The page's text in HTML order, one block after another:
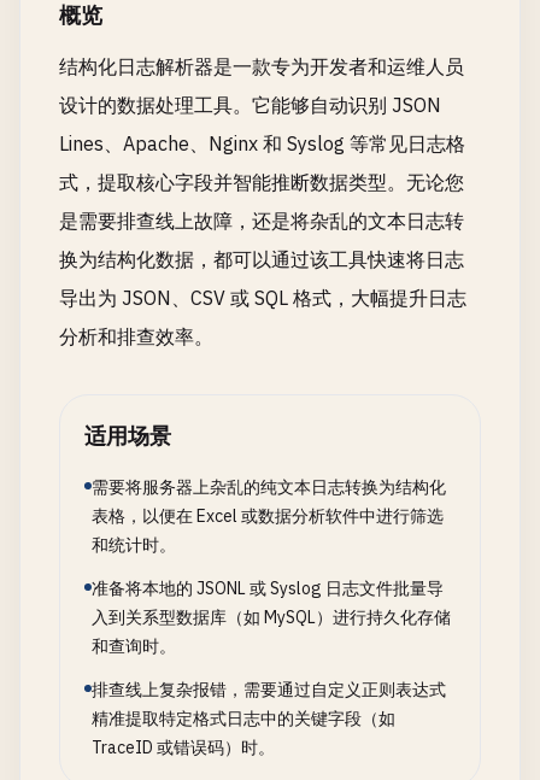
概览
结构化日志解析器是一款专为开发者和运维人员
设计的数据处理工具。它能够自动识别 JSON
Lines、Apache、Nginx 和 Syslog 等常见日志格
式，提取核心字段并智能推断数据类型。无论您
是需要排查线上故障，还是将杂乱的文本日志转
换为结构化数据，都可以通过该工具快速将日志
导出为 JSON、CSV 或 SQL 格式，大幅提升日志
分析和排查效率。
适用场景
需要将服务器上杂乱的纯文本日志转换为结构化
表格，以便在 Excel 或数据分析软件中进行筛选
和统计时。
准备将本地的 JSONL 或 Syslog 日志文件批量导
入到关系型数据库（如 MySQL）进行持久化存储
和查询时。
排查线上复杂报错，需要通过自定义正则表达式
精准提取特定格式日志中的关键字段（如
TraceID 或错误码）时。